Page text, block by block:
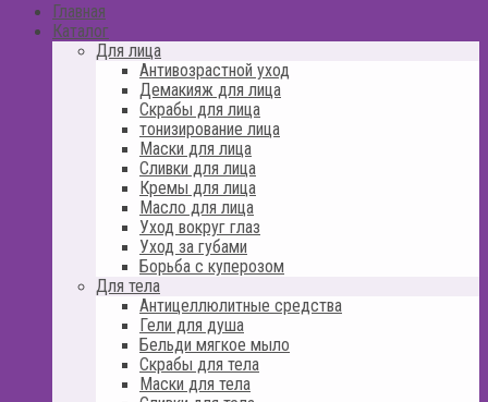
Главная
Каталог
Для лица
Антивозрастной уход
Демакияж для лица
Скрабы для лица
тонизирование лица
Маски для лица
Сливки для лица
Кремы для лица
Масло для лица
Уход вокруг глаз
Уход за губами
Борьба с куперозом
Для тела
Антицеллюлитные средства
Гели для душа
Бельди мягкое мыло
Скрабы для тела
Маски для тела